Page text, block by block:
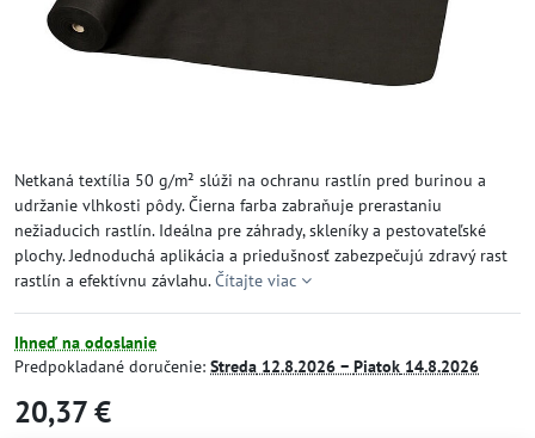
Netkaná textília 50 g/m² slúži na ochranu rastlín pred burinou a
udržanie vlhkosti pôdy. Čierna farba zabraňuje prerastaniu
nežiaducich rastlín. Ideálna pre záhrady, skleníky a pestovateľské
plochy. Jednoduchá aplikácia a priedušnosť zabezpečujú zdravý rast
rastlín a efektívnu závlahu.Čítajte viac
Ihneď na odoslanie
Predpokladané doručenie: Streda 12.8.2026 − Piatok 14.8.2026
20,37 €